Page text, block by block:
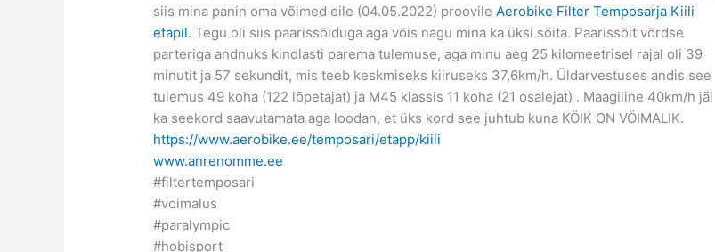
siis mina panin oma võimed eile (04.05.2022) proovileAerobike Filter Temposarja Kiili
etapil. Tegu oli siis paarissõiduga aga võis nagu mina ka üksi sõita. Paarissõit võrdse
parteriga andnuks kindlasti parema tulemuse, aga minu aeg 25 kilomeetrisel rajal oli 39
minutit ja 57 sekundit, mis teeb keskmiseks kiiruseks 37,6km/h. Üldarvestuses andis see
tulemus 49 koha (122 lõpetajat) ja M45 klassis 11 koha (21 osalejat) . Maagiline 40km/h jäi
ka seekord saavutamata aga loodan, et üks kord see juhtub kuna KÖIK ON VÖIMALIK.
https://www.aerobike.ee/temposari/etapp/kiili
www.anrenomme.ee
#filtertemposari
#voimalus
#paralympic
#hobisport